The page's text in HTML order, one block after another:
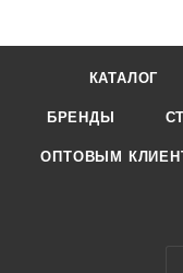
КАТАЛОГ
БРЕНДЫ
ОПТОВЫМ